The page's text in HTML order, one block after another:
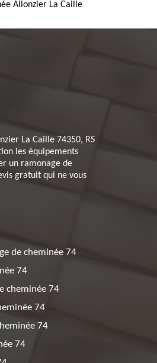
Allonzier La Caille
La Caille 74350, RS
les équipements
un ramonage de
gratuit qui ne vous
de cheminée 74
74
cheminée 74
74
74
74